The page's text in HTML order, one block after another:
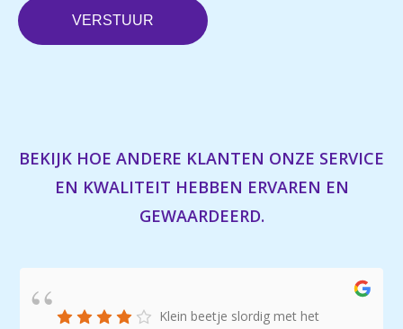
BEKIJK HOE ANDERE KLANTEN ONZE SERVICE
EN KWALITEIT HEBBEN ERVAREN EN
GEWAARDEERD.
Klein beetje slordig met het